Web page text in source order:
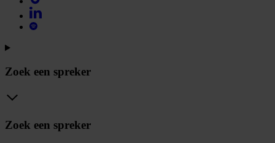
Zoek een spreker
Zoek een spreker